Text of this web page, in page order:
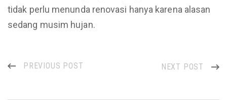
tidak perlu menunda renovasi hanya karena alasan
sedang musim hujan.
PREVIOUS POST NEXT POST